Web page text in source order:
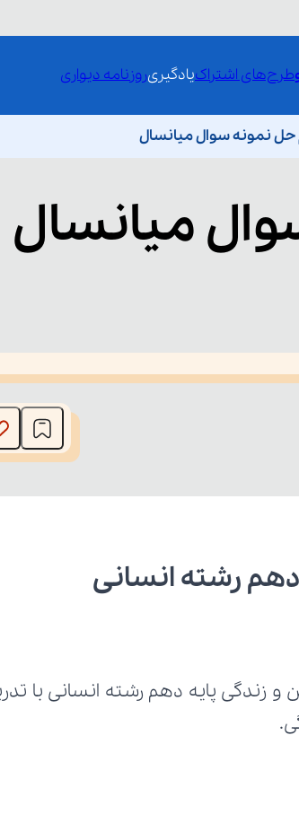
طرح‌های اشتراکیادگیریروزنامه دیواری
نمونه سوال میانسال
میانسال
رشته انسانی